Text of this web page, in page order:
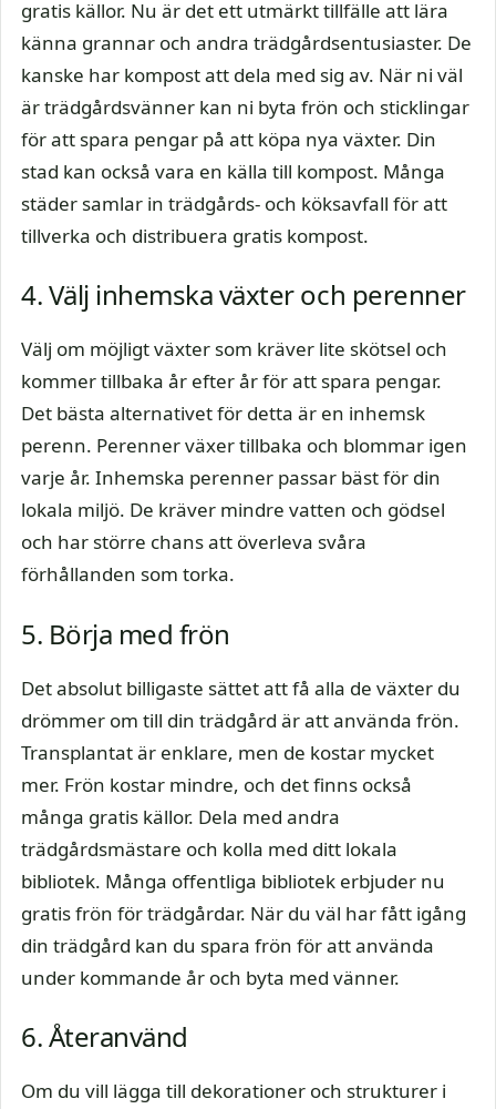
gratis källor. Nu är det ett utmärkt tillfälle att lära
känna grannar och andra trädgårdsentusiaster. De
kanske har kompost att dela med sig av. När ni väl
är trädgårdsvänner kan ni byta frön och sticklingar
för att spara pengar på att köpa nya växter. Din
stad kan också vara en källa till kompost. Många
städer samlar in trädgårds- och köksavfall för att
tillverka och distribuera gratis kompost.
4. Välj inhemska växter och perenner
Välj om möjligt växter som kräver lite skötsel och
kommer tillbaka år efter år för att spara pengar.
Det bästa alternativet för detta är en inhemsk
perenn. Perenner växer tillbaka och blommar igen
varje år. Inhemska perenner passar bäst för din
lokala miljö. De kräver mindre vatten och gödsel
och har större chans att överleva svåra
förhållanden som torka.
5. Börja med frön
Det absolut billigaste sättet att få alla de växter du
drömmer om till din trädgård är att använda frön.
Transplantat är enklare, men de kostar mycket
mer. Frön kostar mindre, och det finns också
många gratis källor. Dela med andra
trädgårdsmästare och kolla med ditt lokala
bibliotek. Många offentliga bibliotek erbjuder nu
gratis frön för trädgårdar. När du väl har fått igång
din trädgård kan du spara frön för att använda
under kommande år och byta med vänner.
6. Återanvänd
Om du vill lägga till dekorationer och strukturer i